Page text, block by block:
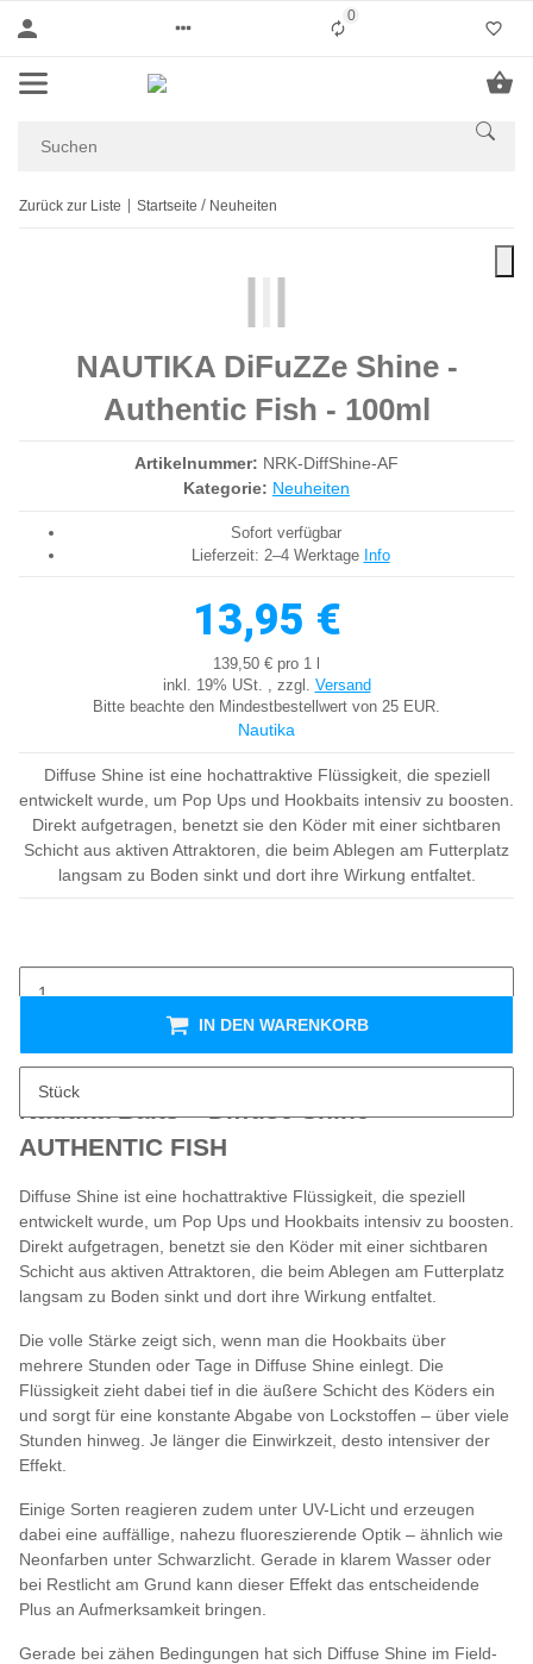
0Liste ist leer
Zurück zur Liste Startseite Neuheiten
NAUTIKA DiFuZZe Shine -
Authentic Fish - 100ml
Artikelnummer: NRK-DiffShine-AF
Kategorie: Neuheiten
Sofort verfügbar
Lieferzeit: 2–4 Werktage Info
13,95 €
139,50 € pro 1 l
inkl. 19% USt. , zzgl. Versand
Bitte beachte den Mindestbestellwert von 25 EUR.
Nautika
Diffuse Shine ist eine hochattraktive Flüssigkeit, die speziell
entwickelt wurde, um Pop Ups und Hookbaits intensiv zu boosten.
Direkt aufgetragen, benetzt sie den Köder mit einer sichtbaren
Schicht aus aktiven Attraktoren, die beim Ablegen am Futterplatz
langsam zu Boden sinkt und dort ihre Wirkung entfaltet.
Stück
IN DEN WARENKORB
Nautika Baits – Diffuse Shine
AUTHENTIC FISH
Diffuse Shine ist eine hochattraktive Flüssigkeit, die speziell
entwickelt wurde, um Pop Ups und Hookbaits intensiv zu boosten.
Direkt aufgetragen, benetzt sie den Köder mit einer sichtbaren
Schicht aus aktiven Attraktoren, die beim Ablegen am Futterplatz
langsam zu Boden sinkt und dort ihre Wirkung entfaltet.
Die volle Stärke zeigt sich, wenn man die Hookbaits über
mehrere Stunden oder Tage in Diffuse Shine einlegt. Die
Flüssigkeit zieht dabei tief in die äußere Schicht des Köders ein
und sorgt für eine konstante Abgabe von Lockstoffen – über viele
Stunden hinweg. Je länger die Einwirkzeit, desto intensiver der
Effekt.
Einige Sorten reagieren zudem unter UV-Licht und erzeugen
dabei eine auffällige, nahezu fluoreszierende Optik – ähnlich wie
Neonfarben unter Schwarzlicht. Gerade in klarem Wasser oder
bei Restlicht am Grund kann dieser Effekt das entscheidende
Plus an Aufmerksamkeit bringen.
Gerade bei zähen Bedingungen hat sich Diffuse Shine im Field-